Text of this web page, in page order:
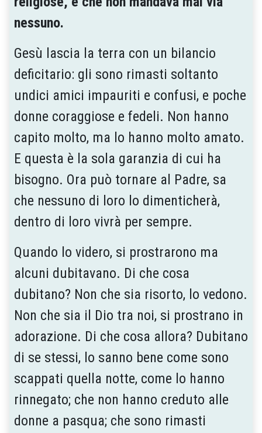
nessuno.
Gesù lascia la terra con un bilancio
deficitario: gli sono rimasti soltanto
undici amici impauriti e confusi, e poche
donne coraggiose e fedeli. Non hanno
capito molto, ma lo hanno molto amato.
E questa è la sola garanzia di cui ha
bisogno. Ora può tornare al Padre, sa
che nessuno di loro lo dimenticherà,
dentro di loro vivrà per sempre.
Quando lo videro, si prostrarono ma
alcuni dubitavano. Di che cosa
dubitano? Non che sia risorto, lo vedono.
Non che sia il Dio tra noi, si prostrano in
adorazione. Di che cosa allora? Dubitano
di se stessi, lo sanno bene come sono
scappati quella notte, come lo hanno
rinnegato; che non hanno creduto alle
donne a pasqua; che sono rimasti